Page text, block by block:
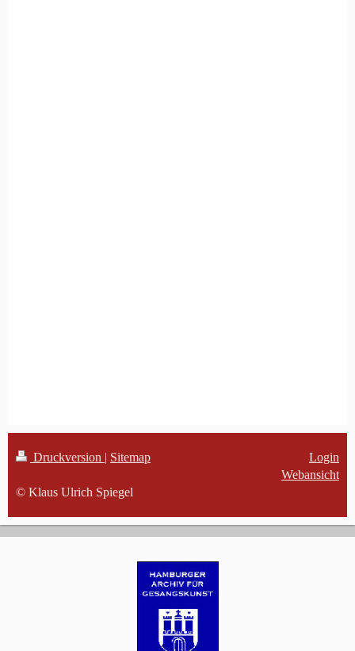
Druckversion | Sitemap
© Klaus Ulrich Spiegel
Login
Webansicht